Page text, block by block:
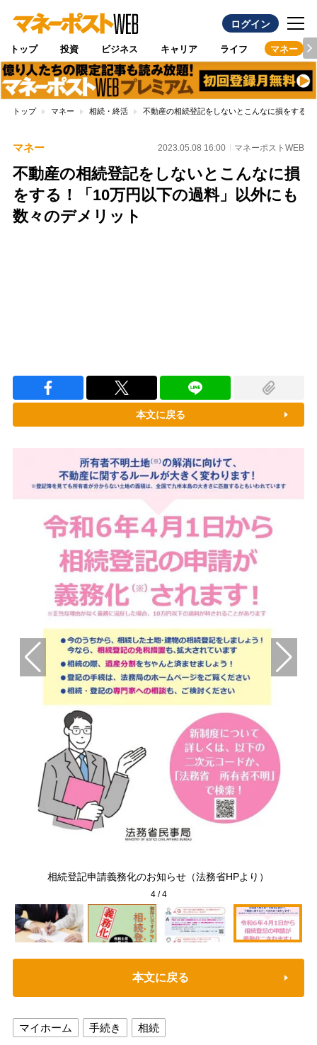
ログイン
トップ 投資 ビジネス キャリア ライフ マネー
トップ マネー 相続・終活 不動産の相続登記をしないとこんなに損をする
マネー 2023.05.08 16:00 マネーポストWEB
不動産の相続登記をしないとこんなに損
をする！「10万円以下の過料」以外にも
数々のデメリット
本文に戻る
相続登記申請義務化のお知らせ（法務省HPより）
4/4
本文に戻る
マイホーム 手続き 相続